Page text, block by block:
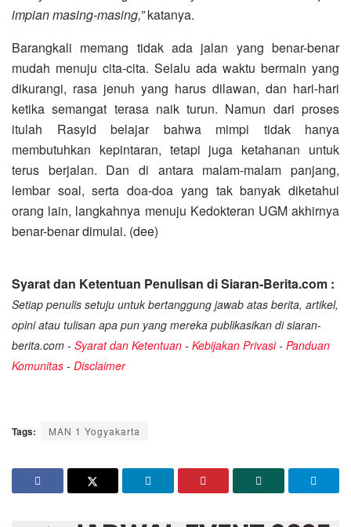
impian masing-masing,”katanya.
Barangkali memang tidak ada jalan yang benar-benar
mudah menuju cita-cita. Selalu ada waktu bermain yang
dikurangi, rasa jenuh yang harus dilawan, dan hari-hari
ketika semangat terasa naik turun. Namun dari proses
itulah Rasyid belajar bahwa mimpi tidak hanya
membutuhkan kepintaran, tetapi juga ketahanan untuk
terus berjalan. Dan di antara malam-malam panjang,
lembar soal, serta doa-doa yang tak banyak diketahui
orang lain, langkahnya menuju Kedokteran UGM akhirnya
benar-benar dimulai. (dee)
Syarat dan Ketentuan Penulisan di Siaran-Berita.com :
Setiap penulis setuju untuk bertanggung jawab atas berita, artikel,
opini atau tulisan apa pun yang mereka publikasikan di siaran-
berita.com - Syarat dan Ketentuan - Kebijakan Privasi- Panduan
Komunitas - Disclaimer
Tags: MAN 1 Yogyakarta